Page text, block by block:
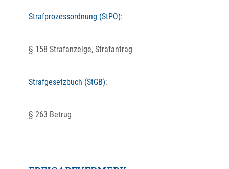
Strafprozessordnung (StPO):
§ 158 Strafanzeige, Strafantrag
Strafgesetzbuch (StGB):
§ 263 Betrug